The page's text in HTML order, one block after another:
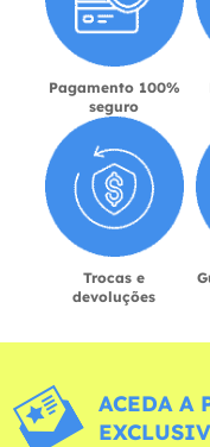
Pagamento 100%
seguro
Trocas e
devoluções
ACEDA A